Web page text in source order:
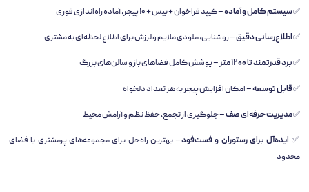
✅سیستم کامل و آماده– کیپد فراخوان + بیس + ۱۰ پیجر، آماده راه‌اندازی فوری
✅اطلاع‌رسانی دقیق– روشنایی، ملودی ملایم و لرزش برای اطلاع لحظه‌ای به مشتری
✅برد قدرتمند تا ۱۲۰۰ متر – پوشش کامل فضاهای باز و سالن‌های بزرگ
✅قابل توسعه– امکان افزایش پیجر به هر تعداد دلخواه
✅مدیریت حرفه‌ای صف– جلوگیری از تجمع، حفظ نظم و آرامش محیط
✅ ایده‌آل برای رستوران و فست‌فود– بهترین راه‌حل برای مجموعه‌های پرمشتری با فضای
محدود